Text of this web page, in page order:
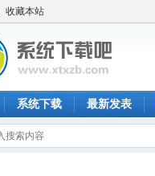
收藏本站
系统下载 最新发表